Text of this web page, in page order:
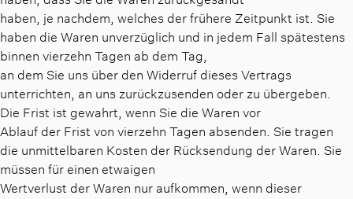
haben, je nachdem, welches der frühere Zeitpunkt ist. Sie
haben die Waren unverzüglich und in jedem Fall spätestens
binnen vierzehn Tagen ab dem Tag,
an dem Sie uns über den Widerruf dieses Vertrags
unterrichten, an uns zurückzusenden oder zu übergeben.
Die Frist ist gewahrt, wenn Sie die Waren vor
Ablauf der Frist von vierzehn Tagen absenden. Sie tragen
die unmittelbaren Kosten der Rücksendung der Waren. Sie
müssen für einen etwaigen
Wertverlust der Waren nur aufkommen, wenn dieser